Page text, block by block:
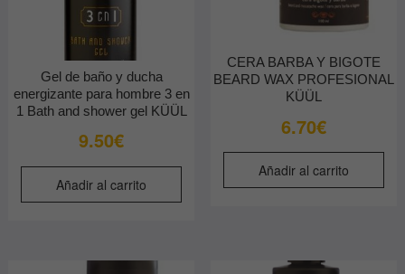
Gel de baño y ducha
energizante para hombre 3 en
1 Bath and shower gel KÜÜL
9.50€
Añadir al carrito
CERA BARBA Y BIGOTE
BEARD WAX PROFESIONAL
KÜÜL
6.70€
Añadir al carrito